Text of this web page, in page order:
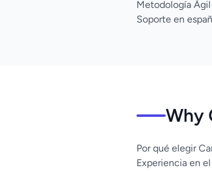
Metodología Ágil
Soporte en
Why
Por qué elegir
Experiencia en